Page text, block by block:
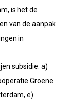
is het de
van de aanpak
in
subsidie: a)
Groene
e)